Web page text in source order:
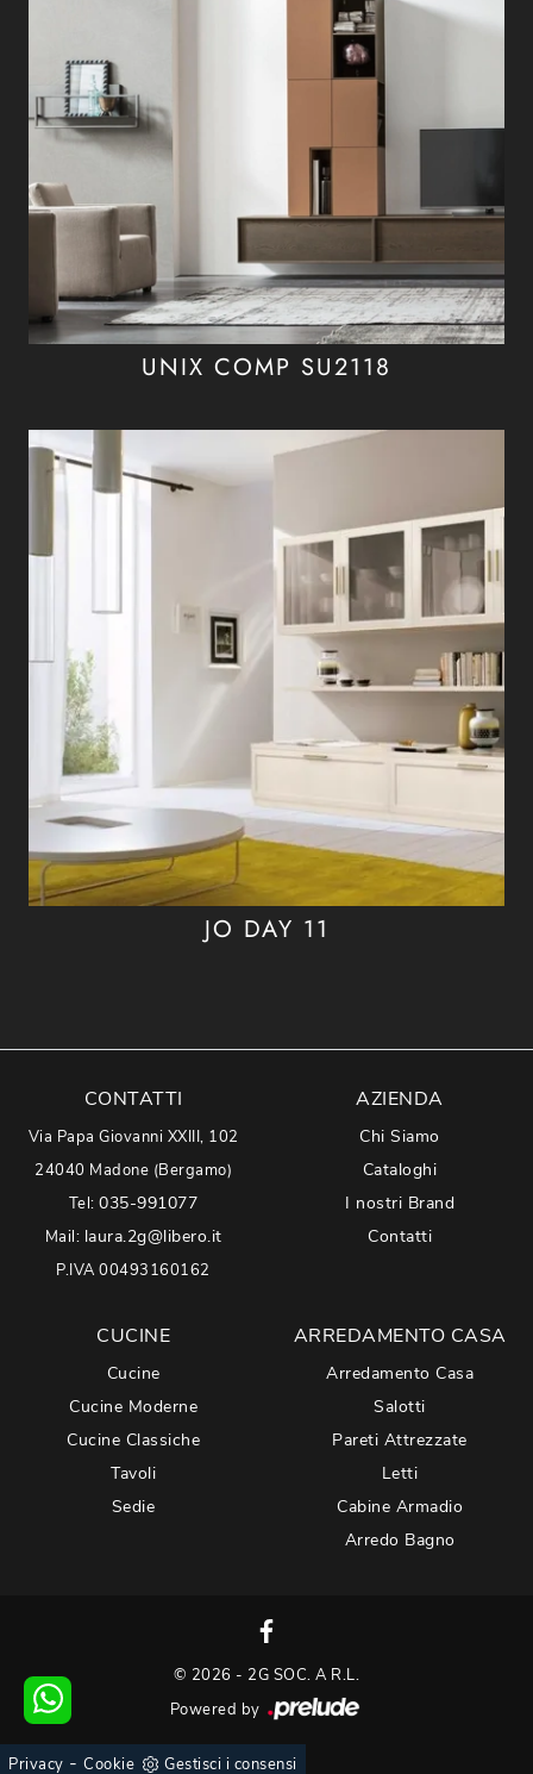
UNIX COMP SU2118
JO DAY 11
CONTATTI
Via Papa Giovanni XXIII, 102
24040 Madone (Bergamo)
Tel:035-991077
Mail: laura.2g@libero.it
P.IVA 00493160162
AZIENDA
Chi Siamo
Cataloghi
I nostri Brand
Contatti
CUCINE
Cucine
Cucine Moderne
Cucine Classiche
Tavoli
Sedie
ARREDAMENTO CASA
Arredamento Casa
Salotti
Pareti Attrezzate
Letti
Cabine Armadio
Arredo Bagno
© 2026 - 2G SOC. A R.L.
Powered by
Privacy - Cookie Gestisci i consensi